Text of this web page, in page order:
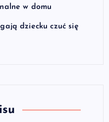
w domu
dziecku czuć się